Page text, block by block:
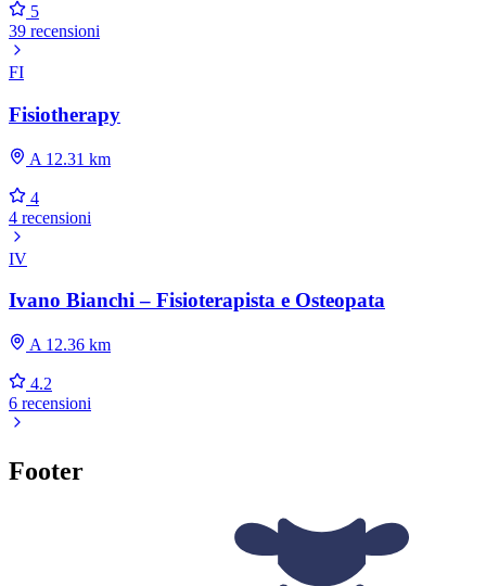
5
39 recensioni
FI
Fisiotherapy
A 12.31 km
4
4 recensioni
IV
Ivano Bianchi – Fisioterapista e Osteopata
A 12.36 km
4.2
6 recensioni
Footer